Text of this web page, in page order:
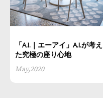
「A.I.｜エーアイ」A.I.が考え
た究極の座り心地
May,2020